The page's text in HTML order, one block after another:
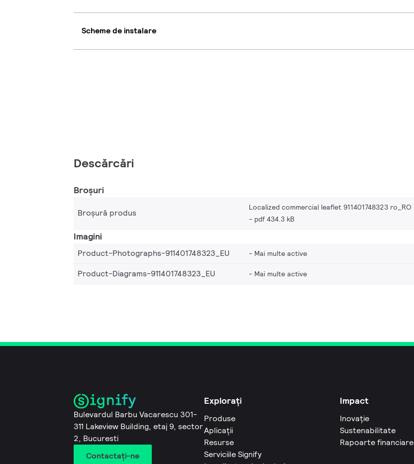
Scheme de instalare
Descărcări
Broșuri
Broșură produs
Localized commercial leaflet 911401748323 ro_RO
pdf 434.3 kB
Imagini
Product-Photographs-911401748323_EU Mai multe active
Product-Diagrams-911401748323_EU
Mai multe active
Bulevardul Barbu Vacarescu 301-
311 Lakeview Building, etaj 9, sector
2, Bucuresti
Contactaţi-ne
Explorați
Produse
Aplicații
Resurse
Serviciile Signify
Impact
Inovație
Sustenabilitate
Rapoarte financiare